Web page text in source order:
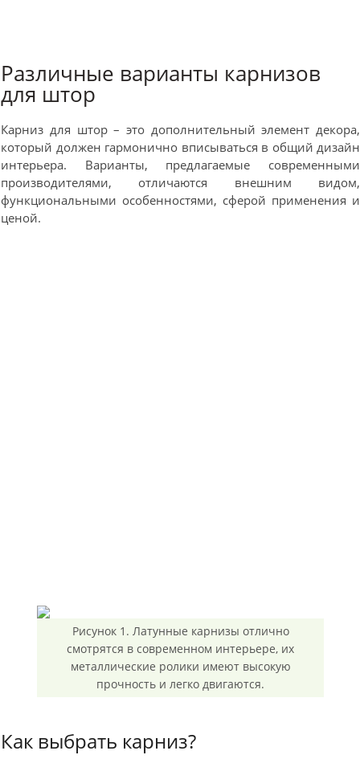
Различные варианты карнизов
для штор
Карниз для штор – это дополнительный элемент декора,
который должен гармонично вписываться в общий дизайн
интерьера. Варианты, предлагаемые современными
производителями, отличаются внешним видом,
функциональными особенностями, сферой применения и
ценой.
Рисунок 1. Латунные карнизы отлично
смотрятся в современном интерьере, их
металлические ролики имеют высокую
прочность и легко двигаются.
Как выбрать карниз?